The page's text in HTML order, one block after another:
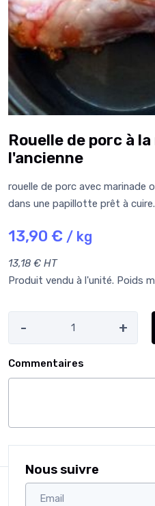
Rouelle de porc à
l'ancienne
rouelle de porc avec
dans une papillotte prêt à cuire.
13,90 € / kg
13,18 € HT
Produit vendu à l'unité. Poids
- +
Commentaires
Nous suivre